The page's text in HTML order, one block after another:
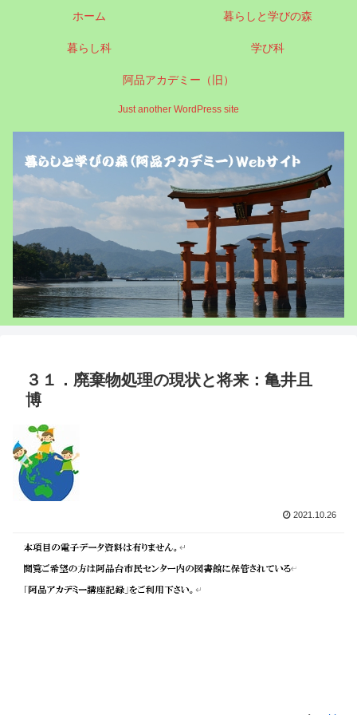
Just another WordPress site
ホーム 暮らしと学びの森
暮らし科 学び科
阿品アカデミー（旧）
３１．廃棄物処理の現状と将来：亀井且
博
2021.10.26